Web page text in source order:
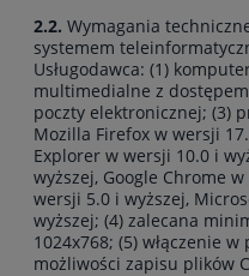
2.2. Wymagania
systemem
Usługodawca: (1)
multimedialne z
poczty elektronicznej; (3)
Mozilla Firefox w wersji
Explorer w wersji 10.0 i
wyższej, Google Chrome
wersji 5.0 i wyższej,
wyższej; (4) zalecana
1024x768; (5) włączenie
możliwości zapisu plików